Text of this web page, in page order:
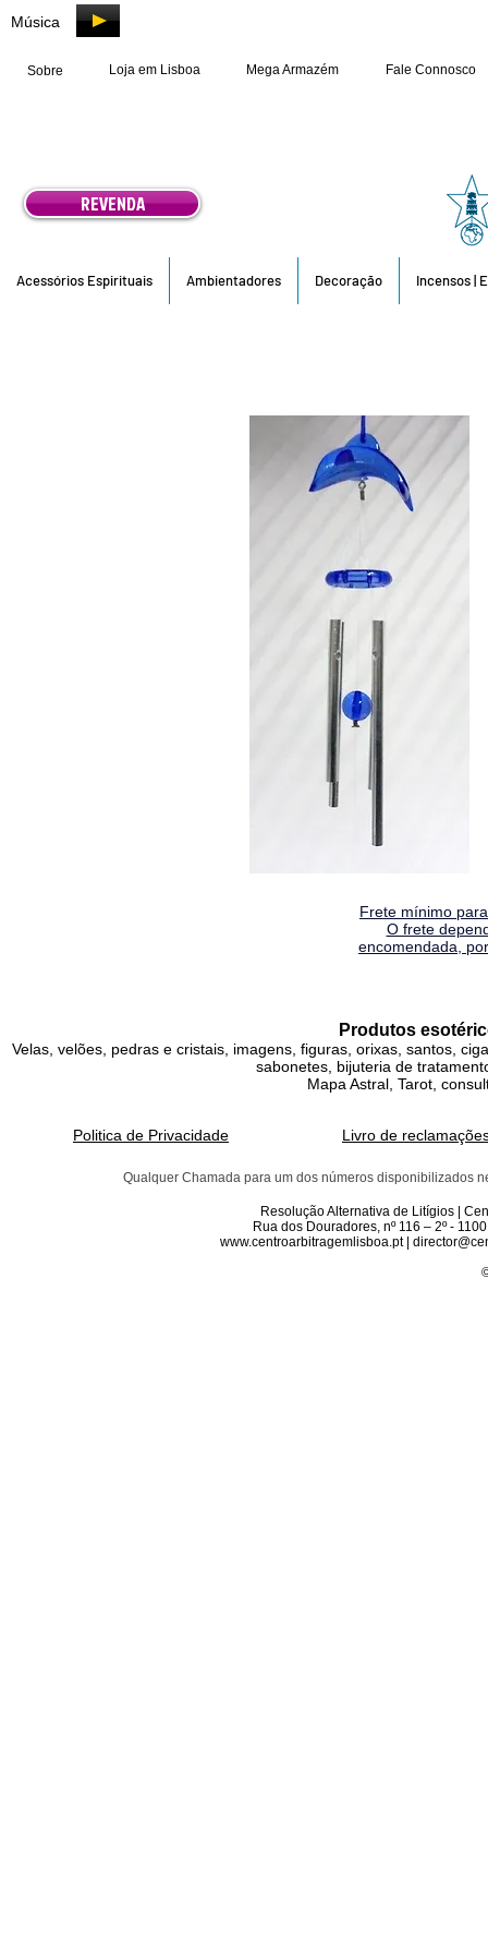
Música
Sobre Loja em Lisboa Mega Armazém Fale Connosco
REVENDA
Acessórios Espirituais Ambientadores Decoração Incensos |
Frete mínimo
O frete
encomendada,
Produtos
Velas, velões, pedras e cristais, imagens, figuras, orixas, santos,
sabonetes, bijuteria de
Mapa Astral, Tarot,
Politica de Privacidade Livro de
Qualquer Chamada para um dos números disponibilizados
Resolução Alternativa de Litígios |
Rua dos Douradores, nº 116 – 2º -
www.centroarbitragemlisboa.pt |